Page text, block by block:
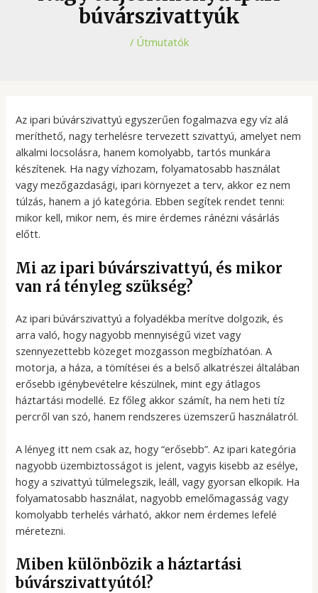
búvárszivattyúk
/ Útmutatók
Az ipari búvárszivattyú egyszerűen fogalmazva egy víz alá
meríthető, nagy terhelésre tervezett szivattyú, amelyet nem
alkalmi locsolásra, hanem komolyabb, tartós munkára
készítenek. Ha nagy vízhozam, folyamatosabb használat
vagy mezőgazdasági, ipari környezet a terv, akkor ez nem
túlzás, hanem a jó kategória. Ebben segítek rendet tenni:
mikor kell, mikor nem, és mire érdemes ránézni vásárlás
előtt.
Mi az ipari búvárszivattyú, és mikor
van rá tényleg szükség?
Az ipari búvárszivattyú a folyadékba merítve dolgozik, és
arra való, hogy nagyobb mennyiségű vizet vagy
szennyezettebb közeget mozgasson megbízhatóan. A
motorja, a háza, a tömítései és a belső alkatrészei általában
erősebb igénybevételre készülnek, mint egy átlagos
háztartási modellé. Ez főleg akkor számít, ha nem heti tíz
percről van szó, hanem rendszeres üzemszerű használatról.
A lényeg itt nem csak az, hogy “erősebb”. Az ipari kategória
nagyobb üzembiztosságot is jelent, vagyis kisebb az esélye,
hogy a szivattyú túlmelegszik, leáll, vagy gyorsan elkopik. Ha
folyamatosabb használat, nagyobb emelőmagasság vagy
komolyabb terhelés várható, akkor nem érdemes lefelé
méretezni.
Miben különbözik a háztartási
búvárszivattyútól?